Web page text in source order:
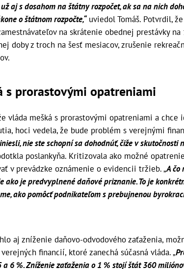
aj s dosahom na štátny rozpočet, ak sa na nich
o štátnom rozpočte,“uviedol Tomáš. Potvrdil,
na skrátenie obednej prestávky
doby z troch na šesť mesiacov, zrušenie
s prorastovými opatreniami
vláda mešká s prorastovými opatreniami a chce
hoci vedela, že bude problém s verejnými
nie ste schopní sa dohodnúť, čiže v skutočnosti
poslankyňa. Kritizovala ako možné
v prevádzke oznámenie o evidencii tržieb. „A čo
ako je predvyplnené daňové priznanie. To je
ako pomôcť podnikateľom s prebujnenou
aj zníženie daňovo-odvodového zaťaženia,
financií, ktoré zanechá súčasná vláda. „
6 %. Zníženie zaťaženia o 1 % stojí štát 360